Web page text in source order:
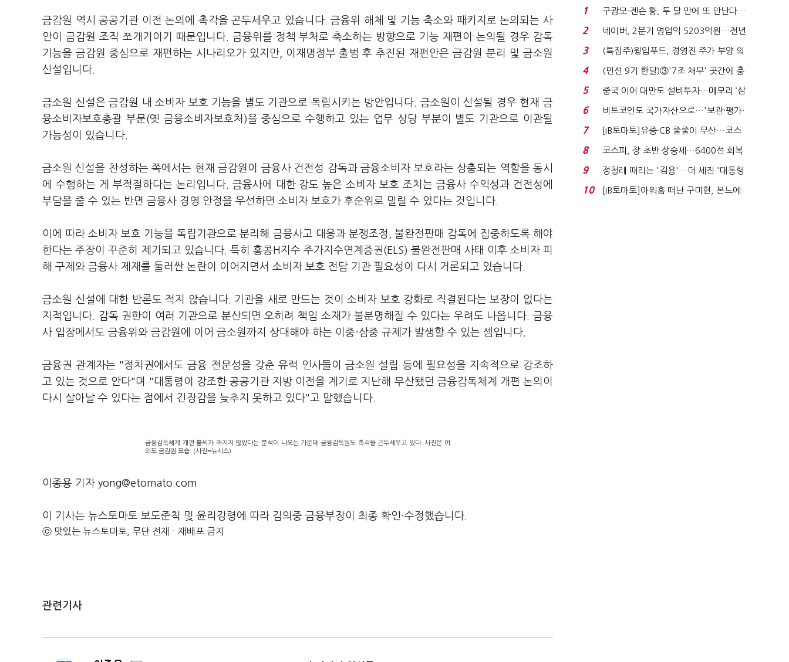
금감원 역시 공공기관 이전 논의에 촉각을 곤두세우고 있습니다. 금융위 해체 및 기능 축소와 패키지로 논의되는 사
안이 금감원 조직 쪼개기이기 때문입니다. 금융위를 정책 부처로 축소하는 방향으로 기능 재편이 논의될 경우 감독
기능을 금감원 중심으로 재편하는 시나리오가 있지만, 이재명정부 출범 후 추진된 재편안은 금감원 분리 및 금소원
신설입니다.
금소원 신설은 금감원 내 소비자 보호 기능을 별도 기관으로 독립시키는 방안입니다. 금소원이 신설될 경우 현재 금
융소비자보호총괄 부문(옛 금융소비자보호처)을 중심으로 수행하고 있는 업무 상당 부분이 별도 기관으로 이관될
가능성이 있습니다.
금소원 신설을 찬성하는 쪽에서는 현재 금감원이 금융사 건전성 감독과 금융소비자 보호라는 상충되는 역할을 동시
에 수행하는 게 부적절하다는 논리입니다. 금융사에 대한 강도 높은 소비자 보호 조치는 금융사 수익성과 건전성에
부담을 줄 수 있는 반면 금융사 경영 안정을 우선하면 소비자 보호가 후순위로 밀릴 수 있다는 것입니다.
이에 따라 소비자 보호 기능을 독립기관으로 분리해 금융사고 대응과 분쟁조정, 불완전판매 감독에 집중하도록 해야
한다는 주장이 꾸준히 제기되고 있습니다. 특히 홍콩H지수 주가지수연계증권(ELS) 불완전판매 사태 이후 소비자 피
해 구제와 금융사 제재를 둘러싼 논란이 이어지면서 소비자 보호 전담 기관 필요성이 다시 거론되고 있습니다.
금소원 신설에 대한 반론도 적지 않습니다. 기관을 새로 만드는 것이 소비자 보호 강화로 직결된다는 보장이 없다는
지적입니다. 감독 권한이 여러 기관으로 분산되면 오히려 책임 소재가 불분명해질 수 있다는 우려도 나옵니다. 금융
사 입장에서도 금융위와 금감원에 이어 금소원까지 상대해야 하는 이중·삼중 규제가 발생할 수 있는 셈입니다.
금융권 관계자는 "정치권에서도 금융 전문성을 갖춘 유력 인사들이 금소원 설립 등에 필요성을 지속적으로 강조하
고 있는 것으로 안다"며 "대통령이 강조한 공공기관 지방 이전을 계기로 지난해 무산됐던 금융감독체계 개편 논의이
다시 살아날 수 있다는 점에서 긴장감을 늦추지 못하고 있다"고 말했습니다.
금융감독체계 개편 불씨가 꺼지지 않았다는 분석이 나오는 가운데 금융감독원도 촉각을 곤두세우고 있다. 사진은 여
의도 금감원 모습. (사진=뉴시스)
이종용 기자 yong@etomato.com
이 기사는 뉴스토마토 보도준칙 및 윤리강령에 따라 김의중 금융부장이 최종 확인·수정했습니다.
ⓒ 맛있는 뉴스토마토, 무단 전재 - 재배포 금지
관련기사
1
구광모-젠슨 황, 두 달 만에 또 만난다…
로봇·AI 등 논...
2
네이버, 2분기 영업익 5203억원…전년
비 0.2% 감소...
3
(특징주)윙입푸드, 경영진 주가 부양 의
지에 상한가...
4
(민선 9기 한달)③'7조 채무' 곳간에 충
격…추미애, 20년...
5
중국 이어 대만도 설비투자…메모리 ‘삼
국전쟁’
6
비트코인도 국가자산으로…'보관·평가·
처분' 기준은 ...
7
[IB토마토]유증·CB 줄줄이 무산…코스
닥 벌점 급증에 ...
8
코스피, 장 초반 상승세…6400선 회복
시도
9
정청래 때리는 '김용'…더 세진 '대통령
최측근' 입...
10
[IB토마토]아워홈 떠난 구미현, 본느에